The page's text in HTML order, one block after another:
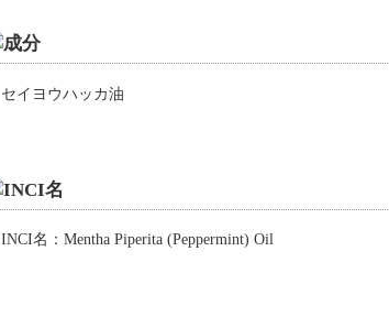
セイヨウハッカ油
INCI名：Mentha Piperita (Peppermint) Oil